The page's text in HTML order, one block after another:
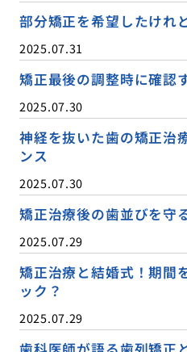
部分矯正を希望したけれ
2025.07.31
矯正最後の調整時に確認
2025.07.30
神経を抜いた歯の矯正治
ンス
2025.07.30
矯正治療後の歯並びを守
2025.07.29
矯正治療と結婚式！期間
ック？
2025.07.29